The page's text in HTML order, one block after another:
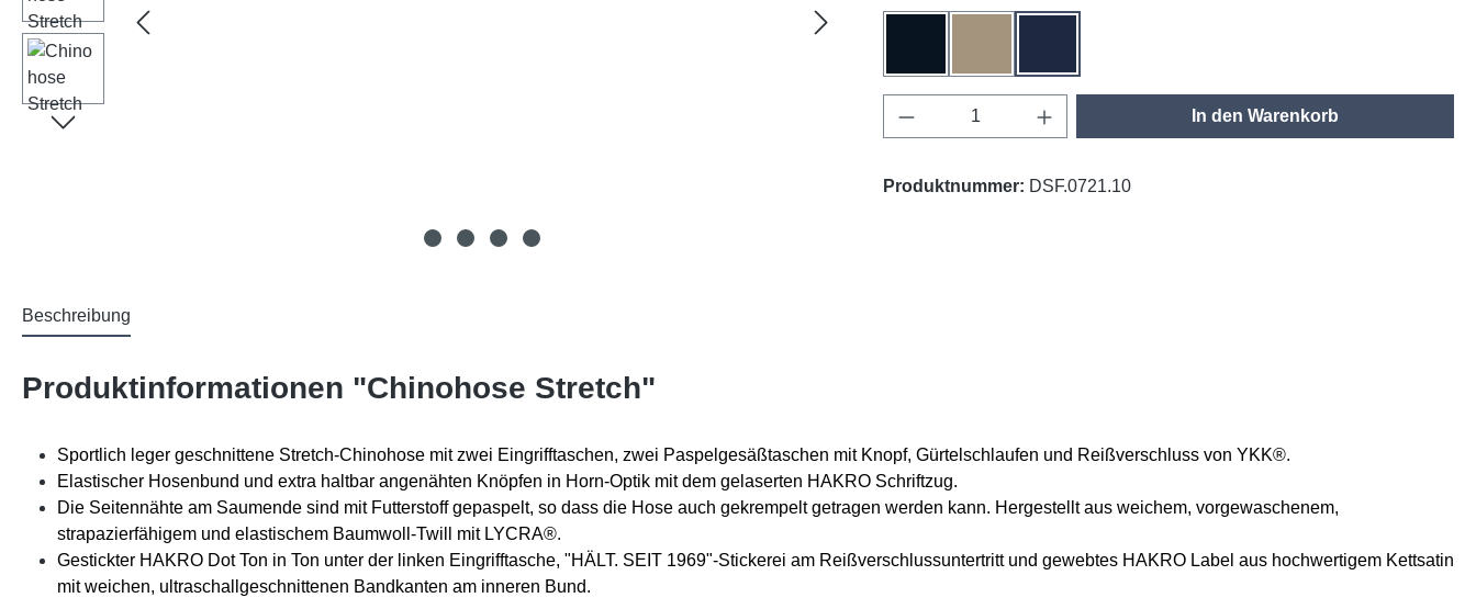
Produkt Anzahl: Gib den gewünschten Wert ein
In den Warenkorb
Produktnummer: DSF.0721.10
Beschreibung
Produktinformationen "Chinohose Stretch"
Sportlich leger geschnittene Stretch-Chinohose mit zwei Eingrifftaschen, zwei Paspelgesäßtaschen mit Knopf, Gürtelschlaufen und Reißverschluss von YKK®.
Elastischer Hosenbund und extra haltbar angenähten Knöpfen in Horn-Optik mit dem gelaserten HAKRO Schriftzug.
Die Seitennähte am Saumende sind mit Futterstoff gepaspelt, so dass die Hose auch gekrempelt getragen werden kann. Hergestellt aus weichem, vorgewaschenem,
strapazierfähigem und elastischem Baumwoll-Twill mit LYCRA®.
Gestickter HAKRO Dot Ton in Ton unter der linken Eingrifftasche, "HÄLT. SEIT 1969"-Stickerei am Reißverschlussuntertritt und gewebtes HAKRO Label aus hochwertigem Kettsatin
mit weichen, ultraschallgeschnittenen Bandkanten am inneren Bund.